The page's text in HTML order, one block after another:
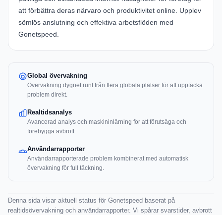
att förbättra deras närvaro och produktivitet online. Upplev
sömlös anslutning och effektiva arbetsflöden med
Gonetspeed.
Global övervakning
Övervakning dygnet runt från flera globala platser för att upptäcka
problem direkt.
Realtidsanalys
Avancerad analys och maskininlärning för att förutsäga och
förebygga avbrott.
Användarrapporter
Användarrapporterade problem kombinerat med automatisk
övervakning för full täckning.
Denna sida visar aktuell status för Gonetspeed baserat på
realtidsövervakning och användarrapporter. Vi spårar svarstider, avbrott